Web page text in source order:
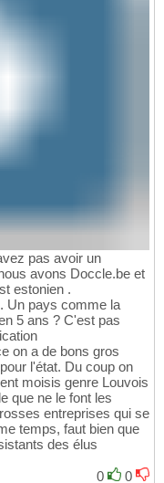
pas avoir un
avons Doccle.be et
estonien .
Un pays comme la
5 ans ? C'est pas
on a de bons gros
l'état. Du coup on
moisis genre Louvois
que ne le font les
entreprises qui se
temps, faut bien que
des élus
0
0